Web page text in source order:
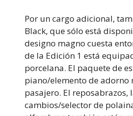
Por un cargo adicional,
Black, que sólo está
designo magno cuesta
de la Edición 1 está
porcelana. El paquete de
piano/elemento de adorno
pasajero. El
cambios/selector de